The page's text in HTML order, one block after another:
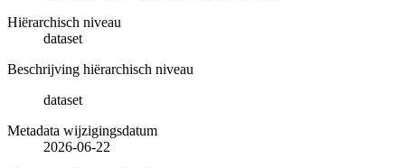
Hiërarchisch niveau
dataset
Beschrijving hiërarchisch niveau
dataset
Metadata wijzigingsdatum
2026-06-22